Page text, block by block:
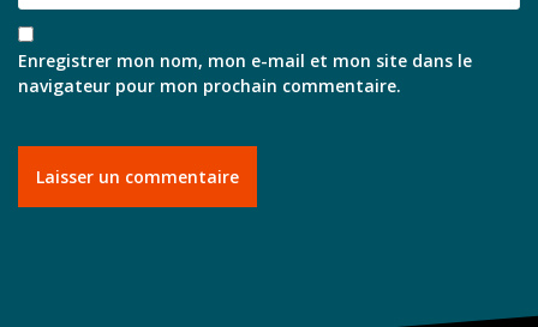
Enregistrer mon nom, mon e-mail et mon site dans le
navigateur pour mon prochain commentaire.